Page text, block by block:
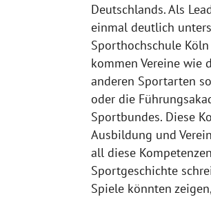
Deutschlands. Als
einmal deutlich
Sporthochschule
kommen Vereine wie
anderen Sportarten
oder die
Sportbundes. Diese
Ausbildung und
all diese
Sportgeschichte
Spiele könnten